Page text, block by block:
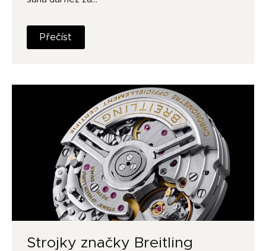
Přečíst
Strojky značky Breitling